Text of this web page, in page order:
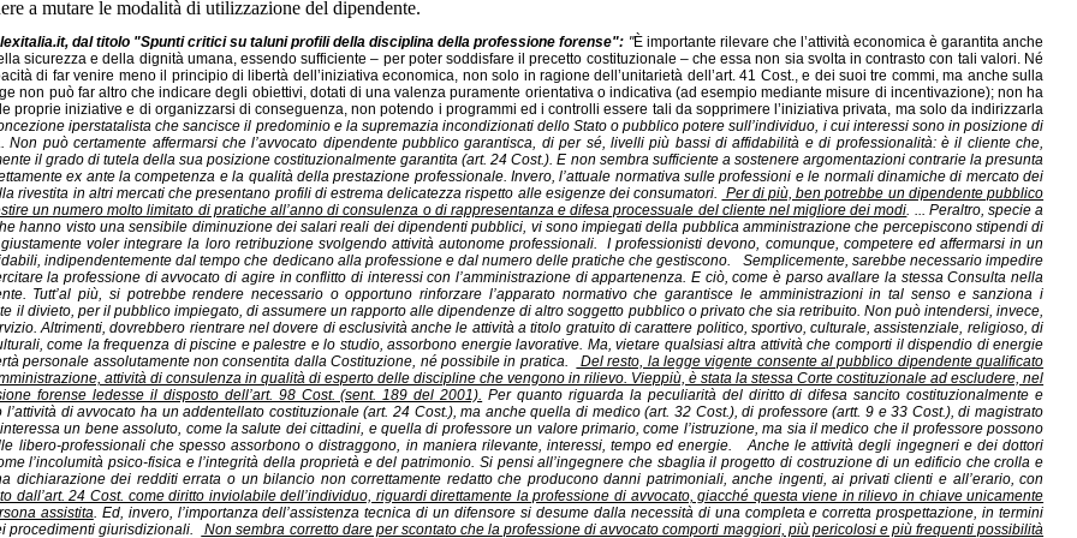
a mutare le modalità di utilizzazione del dipendente.
dal titolo "Spunti critici su taluni profili della disciplina della professione forense": "È importante rilevare che l’attività economica è garantita anche
sicurezza e della dignità umana, essendo sufficiente – per poter soddisfare il precetto costituzionale – che essa non sia svolta in contrasto con tali valori. Né
di far venire meno il principio di libertà dell’iniziativa economica, non solo in ragione dell’unitarietà dell’art. 41 Cost., e dei suoi tre commi, ma anche sulla
non può far altro che indicare degli obiettivi, dotati di una valenza puramente orientativa o indicativa (ad esempio mediante misure di incentivazione); non ha
iniziative e di organizzarsi di conseguenza, non potendo i programmi ed i controlli essere tali da sopprimere l’iniziativa privata, ma solo da indirizzarla
iperstatalista che sancisce il predominio e la supremazia incondizionati dello Stato o pubblico potere sull’individuo, i cui interessi sono in posizione di
può certamente affermarsi che l’avvocato dipendente pubblico garantisca, di per sé, livelli più bassi di affidabilità e di professionalità: è il cliente che,
il grado di tutela della sua posizione costituzionalmente garantita (art. 24 Cost.). E non sembra sufficiente a sostenere argomentazioni contrarie la presunta
ex ante la competenza e la qualità della prestazione professionale. Invero, l’attuale normativa sulle professioni e le normali dinamiche di mercato dei
in altri mercati che presentano profili di estrema delicatezza rispetto alle esigenze dei consumatori.
Per di più, ben potrebbe un dipendente pubblico
un numero molto limitato di pratiche all’anno di consulenza o di rappresentanza e difesa processuale del cliente nel migliore dei modi . ... Peraltro, specie a
hanno visto una sensibile diminuzione dei salari reali dei dipendenti pubblici, vi sono impiegati della pubblica amministrazione che percepiscono stipendi di
voler integrare la loro retribuzione svolgendo attività autonome professionali. I professionisti devono, comunque, competere ed affermarsi in un
indipendentemente dal tempo che dedicano alla professione e dal numero delle pratiche che gestiscono. Semplicemente, sarebbe necessario impedire
la professione di avvocato di agire in conflitto di interessi con l’amministrazione di appartenenza. E ciò, come è parso avallare la stessa Consulta nella
Tutt’al più, si potrebbe rendere necessario o opportuno rinforzare l’apparato normativo che garantisce le amministrazioni in tal senso e sanziona i
il divieto, per il pubblico impiegato, di assumere un rapporto alle dipendenze di altro soggetto pubblico o privato che sia retribuito. Non può intendersi, invece,
Altrimenti, dovrebbero rientrare nel dovere di esclusività anche le attività a titolo gratuito di carattere politico, sportivo, culturale, assistenziale, religioso, di
come la frequenza di piscine e palestre e lo studio, assorbono energie lavorative. Ma, vietare qualsiasi altra attività che comporti il dispendio di energie
personale assolutamente non consentita dalla Costituzione, né possibile in pratica.
Del resto, la legge vigente consente al pubblico dipendente qualificato
attività di consulenza in qualità di esperto delle discipline che vengono in rilievo. Vieppiù, è stata la stessa Corte costituzionale ad escludere, nel
forense ledesse il disposto dell’art. 98 Cost. (sent. 189 del 2001). Per quanto riguarda la peculiarità del diritto di difesa sancito costituzionalmente e
di avvocato ha un addentellato costituzionale (art. 24 Cost.), ma anche quella di medico (art. 32 Cost.), di professore (artt. 9 e 33 Cost.), di magistrato
un bene assoluto, come la salute dei cittadini, e quella di professore un valore primario, come l’istruzione, ma sia il medico che il professore possono
libero-professionali che spesso assorbono o distraggono, in maniera rilevante, interessi, tempo ed energie. Anche le attività degli ingegneri e dei dottori
l’incolumità psico-fisica e l’integrità della proprietà e del patrimonio. Si pensi all’ingegnere che sbaglia il progetto di costruzione di un edificio che crolla e
dei redditi errata o un bilancio non correttamente redatto che producono danni patrimoniali, anche ingenti, ai privati clienti e all’erario, con
dall’art. 24 Cost. come diritto inviolabile dell’individuo, riguardi direttamente la professione di avvocato, giacché questa viene in rilievo in chiave unicamente
assistita . Ed, invero, l’importanza dell’assistenza tecnica di un difensore si desume dalla necessità di una completa e corretta prospettazione, in termini
procedimenti giurisdizionali.
Non sembra corretto dare per scontato che la professione di avvocato comporti maggiori, più pericolosi e più frequenti possibilità